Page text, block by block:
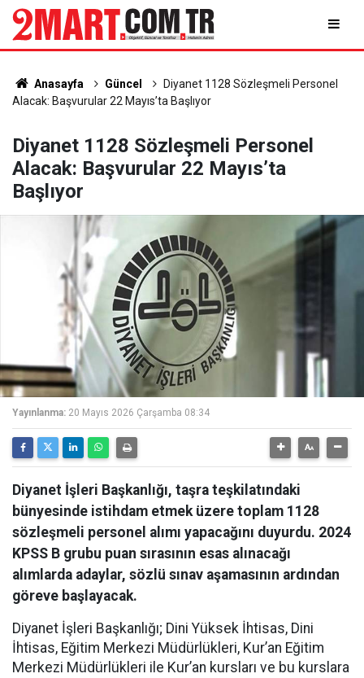
Anasayfa Güncel
Diyanet 1128 Sözleşmeli Personel
Alacak: Başvurular 22 Mayıs’ta Başlıyor
Diyanet 1128 Sözleşmeli Personel
Alacak: Başvurular 22 Mayıs’ta
Başlıyor
Yayınlanma: 20 Mayıs 2026 Çarşamba 08:34
Diyanet İşleri Başkanlığı, taşra teşkilatındaki
bünyesinde istihdam etmek üzere toplam 1128
sözleşmeli personel alımı yapacağını duyurdu. 2024
KPSS B grubu puan sırasının esas alınacağı
alımlarda adaylar, sözlü sınav aşamasının ardından
göreve başlayacak.
Diyanet İşleri Başkanlığı; Dini Yüksek İhtisas, Dini
İhtisas, Eğitim Merkezi Müdürlükleri, Kur’an Eğitim
Merkezi Müdürlükleri ile Kur’an kursları ve bu kurslara